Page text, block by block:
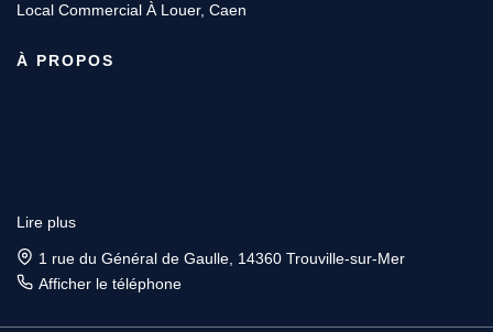
Local Commercial À Louer, Caen
À PROPOS
Lire plus
1 rue du Général de Gaulle, 14360 Trouville-sur-Mer
Afficher le téléphone